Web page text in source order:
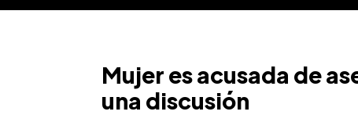
Mujer es acusada de
una discusión